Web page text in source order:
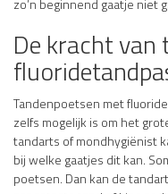
zo’n beginnend gaatje niet
De kracht
Tandenpoetsen met
zelfs mogelijk is om het
tandarts of mondhygiënist
bij welke gaatjes dit kan.
poetsen. Dan kan de